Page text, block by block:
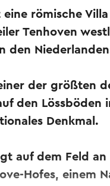
eine römische
Tenhoven
den
der größten
den Lössböden
Denkmal.
auf dem Feld
Hofes, einem